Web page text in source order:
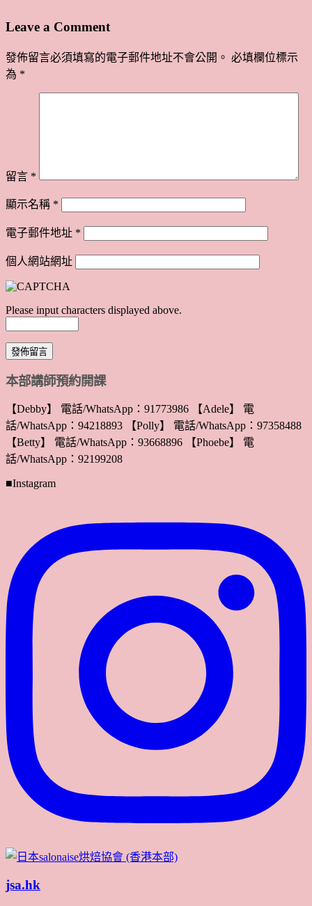
Leave a Comment
發佈留言必須填寫的電子郵件地址不會公開。 必填欄位標示
為 *
留言 *
顯示名稱 *
電子郵件地址 *
個人網站網址
Please input characters displayed above.
本部講師預約開課
【Debby】 電話/WhatsApp：91773986 【Adele】 電
話/WhatsApp：94218893 【Polly】 電話/WhatsApp：97358488
【Betty】 電話/WhatsApp：93668896 【Phoebe】 電
話/WhatsApp：92199208
■Instagram
jsa.hk